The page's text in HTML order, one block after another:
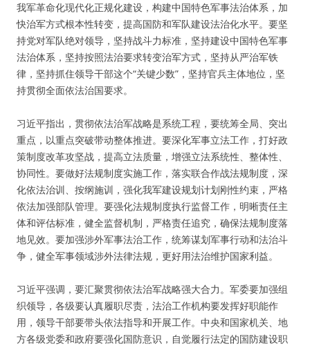
我军革命化现代化正规化建设，构建中国特色军事法治体系，加
快治军方式根本性转变，提高国防和军队建设法治化水平。要坚
持党对军队绝对领导，坚持战斗力标准，坚持建设中国特色军事
法治体系，坚持按照法治要求转变治军方式，坚持从严治军铁
律，坚持抓住领导干部这个“关键少数”，坚持官兵主体地位，坚
持贯彻全面依法治国要求。
习近平指出，贯彻依法治军战略是系统工程，要统筹全局、突出
重点，以重点突破带动整体推进。要深化军事立法工作，打好政
策制度改革攻坚战，提高立法质量，增强立法系统性、整体性、
协同性。要做好法规制度实施工作，落实联合作战法规制度，深
化依法治训、按纲施训，强化我军建设规划计划刚性约束，严格
依法加强部队管理。要强化法规制度执行监督工作，明晰责任主
体和评估标准，健全监督机制，严格责任追究，确保法规制度落
地见效。要加强涉外军事法治工作，统筹谋划军事行动和法治斗
争，健全军事领域涉外法律法规，更好用法治维护国家利益。
习近平强调，要汇聚贯彻依法治军战略强大合力。军委要加强组
织领导，各级要认真履职尽责，法治工作机构要发挥好职能作
用，领导干部要带头依法指导和开展工作。中央和国家机关、地
方各级党委和政府要强化国防意识，自觉履行法定的国防建设职